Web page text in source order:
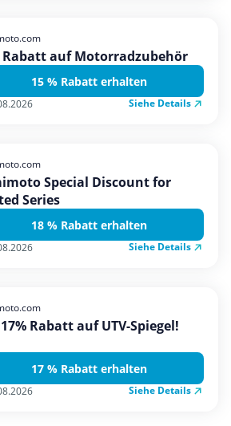
Rabatt auf Motorradzubehör
15 % Rabatt erhalten
Siehe Details
Special Discount for
Series
18 % Rabatt erhalten
Siehe Details
Rabatt auf UTV-Spiegel!
17 % Rabatt erhalten
Siehe Details